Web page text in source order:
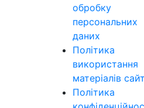
обробку
персональних
даних
Політика
використання
матеріалів
Політика